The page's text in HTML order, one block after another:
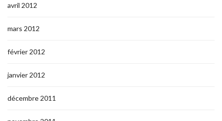
avril 2012
mars 2012
février 2012
janvier 2012
décembre 2011